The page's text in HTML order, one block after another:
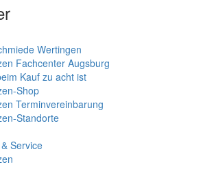
Wertingen
Fachcenter Augsburg
Kauf zu acht ist
Shop
Terminvereinbarung
Standorte
Service